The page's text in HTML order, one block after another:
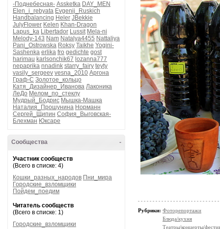
-Поднебесная- Assketka DAY_MEN
Elen_i_rebyata Evgenij_Ruskich
Handbalancing Heler JBekkie
JulyFlower Kelen Khan-Dragon
Lapus_ka Libertador Lussit Mela-ni
Melody-143 Nam Natalya4455 Nattaliya
Pani_Ostrowska Roksy Taikhe Yogini-
Sashenka erlika fro gedichte gost
harimau karlsonchik67 lozanna777
nepaprika nnadink starry_fairy teyty
vasily_sergeev vesna_2010 Аргона
Граф-С Золотое_кольцо
Катя_Дизайнер_Иванова Лаконика
ЛеДо Мелом_по_стеклу
Мудрый_Бодрис Мышка-Машка
Наталия_Прошунина Норманн
Сергей_Щипин София_Выговская-
Блехман Юксаре
-
Сообщества
Участник сообществ
(Всего в списке: 4)
Кошки_разных_народов Пни_мира
Городские_взломщики
Пойдем_поедим
Читатель сообществ
(Всего в списке: 1)
Городские_взломщики
Рубрики: Фоторепортажи
Блюда/кухня
Театры/концерты/